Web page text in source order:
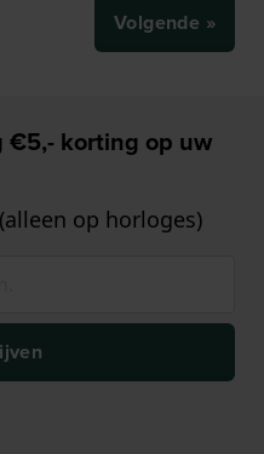
Volgende »
€5,- korting op uw
op horloges)